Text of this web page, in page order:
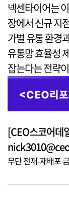
넥센타이어는
장에서 신규 지
가별 유통 환경
유통망 효율성
잡는다는 전략
[CEO스코어데
무단 전재-재배포